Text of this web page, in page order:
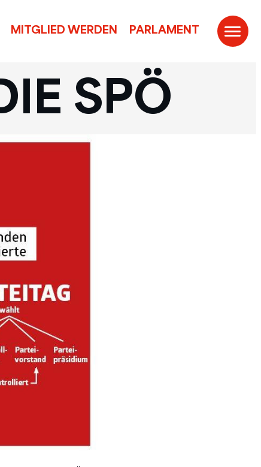
MITGLIED WERDEN PARLAMENT
SPÖ